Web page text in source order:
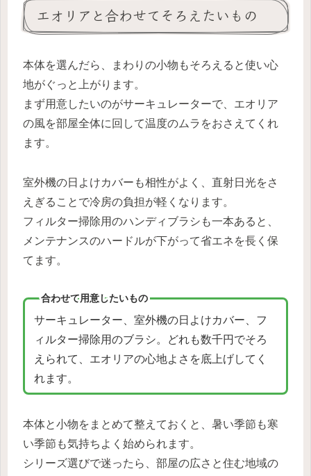
エオリアと合わせてそろえたいもの
本体を選んだら、まわりの小物もそろえると使い心
地がぐっと上がります。
まず用意したいのがサーキュレーターで、エオリア
の風を部屋全体に回して温度のムラをおさえてくれ
ます。
室外機の日よけカバーも相性がよく、直射日光をさ
えぎることで冷房の負担が軽くなります。
フィルター掃除用のハンディブラシも一本あると、
メンテナンスのハードルが下がって省エネを長く保
てます。
合わせて用意したいもの
サーキュレーター、室外機の日よけカバー、フ
ィルター掃除用のブラシ。どれも数千円でそろ
えられて、エオリアの心地よさを底上げしてく
れます。
本体と小物をまとめて整えておくと、暑い季節も寒
い季節も気持ちよく始められます。
シリーズ選びで迷ったら、部屋の広さと住む地域の